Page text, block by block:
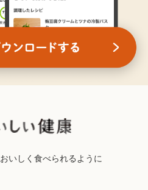
おいしく食べられるように